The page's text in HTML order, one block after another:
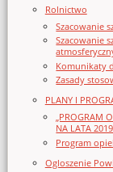
Rolnictwo
Szacowanie
Szacowanie
Komunikaty
Zasady
PLANY I
„PROGRAM
NA LATA
Program
Ogloszenie